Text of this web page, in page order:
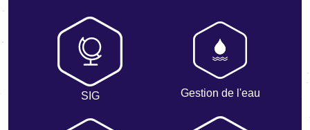
SIG Gestion de l'eau